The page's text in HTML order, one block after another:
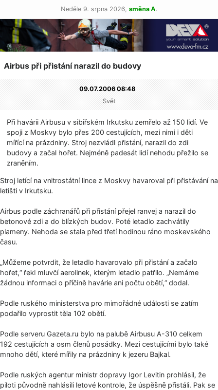
Neděle 9. srpna 2026, směna A.
Airbus při přistání narazil do budovy
09.07.2006 08:48
Svět
Při havárii Airbusu v sibiřském Irkutsku zemřelo až 150 lidí. Ve
spoji z Moskvy bylo přes 200 cestujících, mezi nimi i děti
mířící na prázdniny. Stroj nezvládl přistání, narazil do zdi
budovy a začal hořet. Nejméně padesát lidí nehodu přežilo se
zraněním.
Stroj letící na vnitrostátní lince z Moskvy havaroval při přistávání na
letišti v Irkutsku.
Airbus podle záchranářů při přistání přejel ranvej a narazil do
betonové zdi a do blízkých budov. Poté letadlo zachvátily
plameny. Nehoda se stala před třetí hodinou ráno moskevského
času.
„Můžeme potvrdit, že letadlo havarovalo při přistání a začalo
hořet,“ řekl mluvčí aerolinek, kterým letadlo patřilo. „Nemáme
žádnou informaci o příčině havárie ani počtu obětí,“ dodal.
Podle ruského ministerstva pro mimořádné události se zatím
podařilo vyprostit těla 102 obětí.
Podle serveru Gazeta.ru bylo na palubě Airbusu A-310 celkem
192 cestujících a osm členů posádky. Mezi cestujícími bylo také
mnoho dětí, které mířily na prázdniny k jezeru Bajkal.
Podle ruských agentur ministr dopravy Igor Levitin prohlásil, že
piloti původně nahlásili letové kontrole, že úspěšně přistáli. Pak se